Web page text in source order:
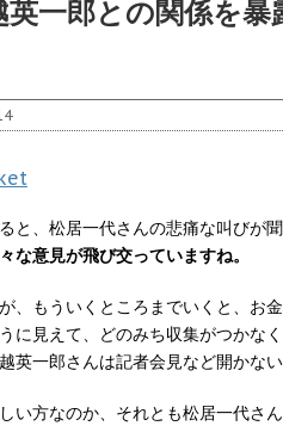
英一郎との関係を
と、松居一代さんの悲痛な叫びが
な意見が飛び交っていますね。
、もういくところまでいくと、お
に見えて、どのみち収集がつかな
英一郎さんは記者会見など開かない
い方なのか、それとも松居一代さん